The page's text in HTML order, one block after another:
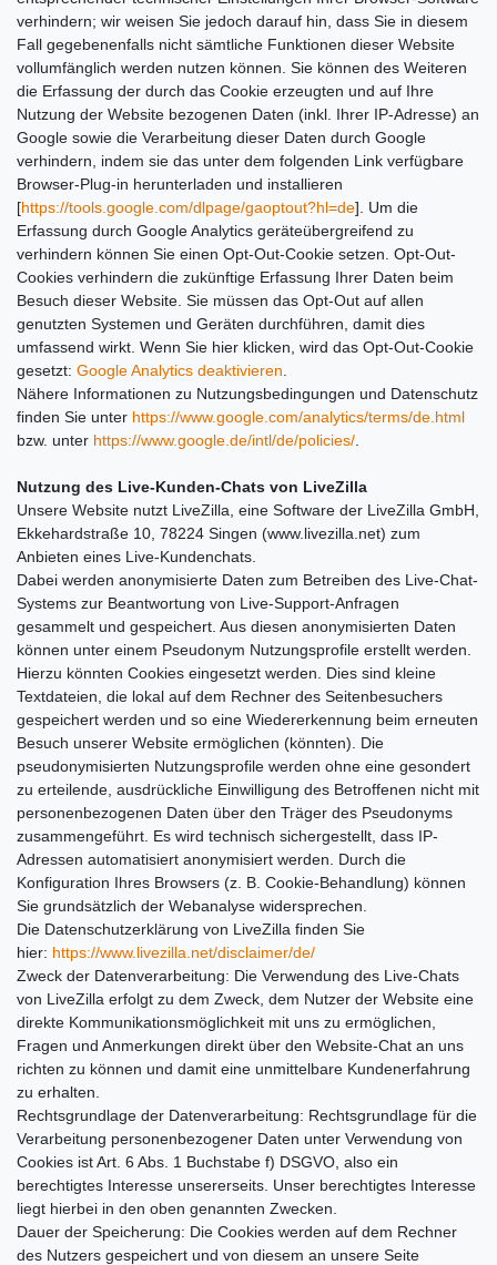
verhindern; wir weisen Sie jedoch darauf hin, dass Sie in diesem
Fall gegebenenfalls nicht sämtliche Funktionen dieser Website
vollumfänglich werden nutzen können. Sie können des Weiteren
die Erfassung der durch das Cookie erzeugten und auf Ihre
Nutzung der Website bezogenen Daten (inkl. Ihrer IP-Adresse) an
Google sowie die Verarbeitung dieser Daten durch Google
verhindern, indem sie das unter dem folgenden Link verfügbare
Browser-Plug-in herunterladen und installieren
[https://tools.google.com/dlpage/gaoptout?hl=de]. Um die
Erfassung durch Google Analytics geräteübergreifend zu
verhindern können Sie einen Opt-Out-Cookie setzen. Opt-Out-
Cookies verhindern die zukünftige Erfassung Ihrer Daten beim
Besuch dieser Website. Sie müssen das Opt-Out auf allen
genutzten Systemen und Geräten durchführen, damit dies
umfassend wirkt. Wenn Sie hier klicken, wird das Opt-Out-Cookie
gesetzt: Google Analytics deaktivieren
Nähere Informationen zu Nutzungsbedingungen und Datenschutz
finden Sie unter https://www.google.com/analytics/terms/de.html
bzw. unter https://www.google.de/intl/de/policies/
Nutzung des Live-Kunden-Chats von LiveZilla
Unsere Website nutzt LiveZilla, eine Software der LiveZilla GmbH,
Ekkehardstraße 10, 78224 Singen (www.livezilla.net) zum
Anbieten eines Live-Kundenchats.
Dabei werden anonymisierte Daten zum Betreiben des Live-Chat-
Systems zur Beantwortung von Live-Support-Anfragen
gesammelt und gespeichert. Aus diesen anonymisierten Daten
können unter einem Pseudonym Nutzungsprofile erstellt werden.
Hierzu könnten Cookies eingesetzt werden. Dies sind kleine
Textdateien, die lokal auf dem Rechner des Seitenbesuchers
gespeichert werden und so eine Wiedererkennung beim erneuten
Besuch unserer Website ermöglichen (könnten). Die
pseudonymisierten Nutzungsprofile werden ohne eine gesondert
zu erteilende, ausdrückliche Einwilligung des Betroffenen nicht mit
personenbezogenen Daten über den Träger des Pseudonyms
zusammengeführt. Es wird technisch sichergestellt, dass IP-
Adressen automatisiert anonymisiert werden. Durch die
Konfiguration Ihres Browsers (z. B. Cookie-Behandlung) können
Sie grundsätzlich der Webanalyse widersprechen.
Die Datenschutzerklärung von LiveZilla finden Sie
hier: https://www.livezilla.net/disclaimer/de/
Zweck der Datenverarbeitung: Die Verwendung des Live-Chats
von LiveZilla erfolgt zu dem Zweck, dem Nutzer der Website eine
direkte Kommunikationsmöglichkeit mit uns zu ermöglichen,
Fragen und Anmerkungen direkt über den Website-Chat an uns
richten zu können und damit eine unmittelbare Kundenerfahrung
zu erhalten.
Rechtsgrundlage der Datenverarbeitung: Rechtsgrundlage für die
Verarbeitung personenbezogener Daten unter Verwendung von
Cookies ist Art. 6 Abs. 1 Buchstabe f) DSGVO, also ein
berechtigtes Interesse unsererseits. Unser berechtigtes Interesse
liegt hierbei in den oben genannten Zwecken.
Dauer der Speicherung: Die Cookies werden auf dem Rechner
des Nutzers gespeichert und von diesem an unsere Seite